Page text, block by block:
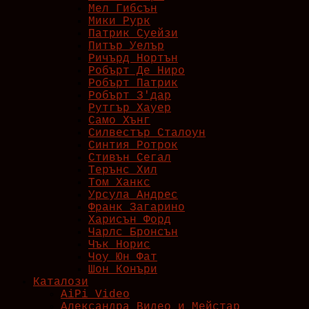
Мел Гибсън
Мики Рурк
Патрик Суейзи
Питър Уелър
Ричърд Нортън
Робърт Де Ниро
Робърт Патрик
Робърт З'дар
Рутгър Хауер
Само Хънг
Силвестър Сталоун
Синтия Ротрок
Стивън Сегал
Терънс Хил
Том Ханкс
Урсула Андрес
Франк Загарино
Харисън Форд
Чарлс Бронсън
Чък Норис
Чоу Юн Фат
Шон Конъри
Каталози
AiPi Video